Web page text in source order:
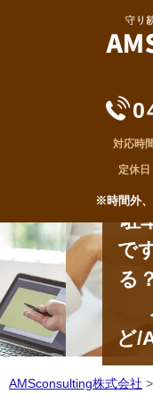
対応時
定休日
※時間外
駐
で
る
ど/
AMSconsulting株式会社 >